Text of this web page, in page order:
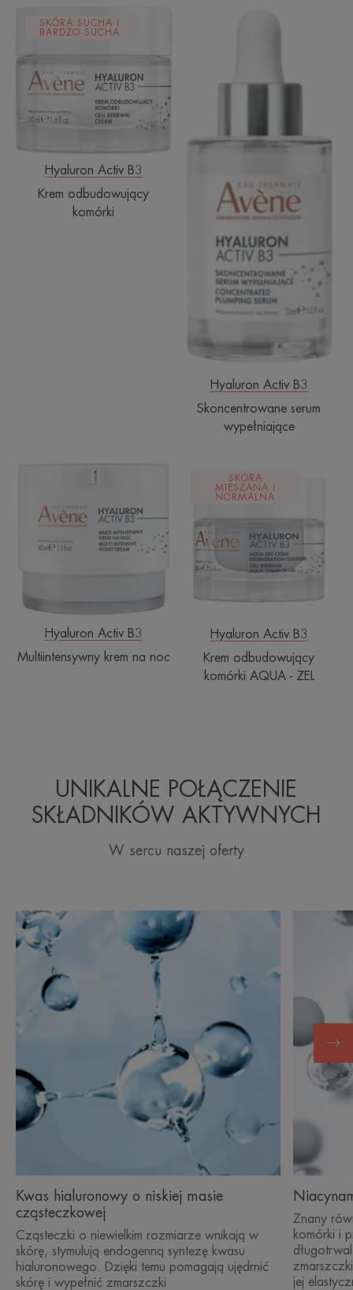
Krem
odbudowujący
SKÓRA SUCHA I
BARDZO SUCHA
Hyaluron Activ B3
Krem odbudowujący
komórki
Hyaluron Activ B3
Skoncentrowane serum
wypełniające
Multiintensywny
na
noc
Hyaluron Activ B3
Multiintensywny krem na noc
Krem
odbudowujący
-
ŻEL
SKÓRA
MIESZANA I
NORMALNA
Hyaluron Activ B3
Krem odbudowujący
komórki AQUA - ŻEL
UNIKALNE POŁĄCZENIE
SKŁADNIKÓW AKTYWNYCH
W sercu naszej oferty
Kwas hialuronowy o niskiej masie
cząsteczkowej
Cząsteczki o niewielkim rozmiarze wnikają w
skórę, stymulują endogenną syntezę kwasu
hialuronowego. Dzięki temu pomagają ujędrnić
skórę i wypełnić zmarszczki
Znany
komórki i
jej